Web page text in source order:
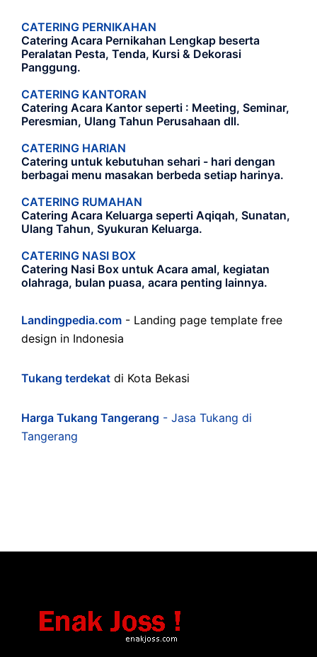
CATERING PERNIKAHAN
Catering Acara Pernikahan Lengkap beserta
Peralatan Pesta, Tenda, Kursi & Dekorasi
Panggung.
CATERING KANTORAN
Catering Acara Kantor seperti : Meeting, Seminar,
Peresmian, Ulang Tahun Perusahaan dll.
CATERING HARIAN
Catering untuk kebutuhan sehari - hari dengan
berbagai menu masakan berbeda setiap harinya.
CATERING RUMAHAN
Catering Acara Keluarga seperti Aqiqah, Sunatan,
Ulang Tahun, Syukuran Keluarga.
CATERING NASI BOX
Catering Nasi Box untuk Acara amal, kegiatan
olahraga, bulan puasa, acara penting lainnya.
Landingpedia.com - Landing page template free
design in Indonesia
Tukang terdekat di Kota Bekasi
Harga Tukang Tangerang - Jasa Tukang di
Tangerang